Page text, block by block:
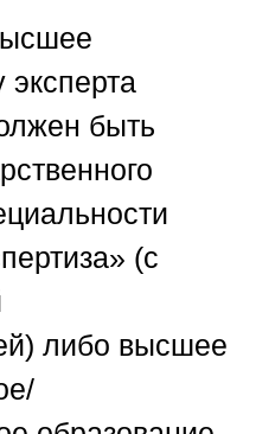
эксперта
быть
(с
либо высшее